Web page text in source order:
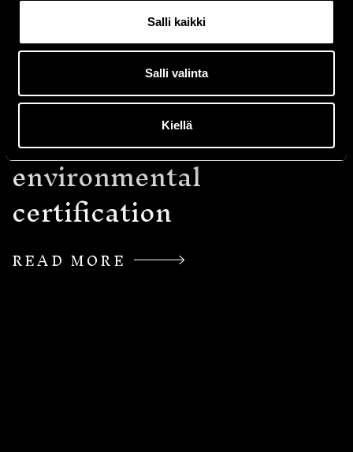
Salli kaikki
Salli valinta
Kiellä
NTRNZ launches
responsible marketing
service and gets
environmental
certification
READ MORE